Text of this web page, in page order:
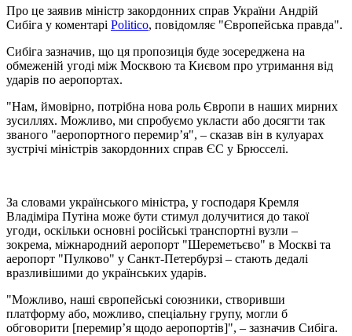
Про це заявив міністр закордонних справ України Андрій
Сибіга у коментарі Politico, повідомляє "Європейська правда".
Сибіга зазначив, що ця пропозиція буде зосереджена на
обмеженій угоді між Москвою та Києвом про утримання від
ударів по аеропортах.
"Нам, ймовірно, потрібна нова роль Європи в наших мирних
зусиллях. Можливо, ми спробуємо укласти або досягти так
званого "аеропортного перемир’я", – сказав він в кулуарах
зустрічі міністрів закордонних справ ЄС у Брюсселі.
За словами українського міністра, у господаря Кремля
Владіміра Путіна може бути стимул долучитися до такої
угоди, оскільки основні російські транспортні вузли –
зокрема, міжнародний аеропорт "Шереметьєво" в Москві та
аеропорт "Пулково" у Санкт-Петербурзі – стають дедалі
вразливішими до українських ударів.
"Можливо, наші європейські союзники, створивши
платформу або, можливо, спеціальну групу, могли б
обговорити [перемир’я щодо аеропортів]", – зазначив Сибіга.